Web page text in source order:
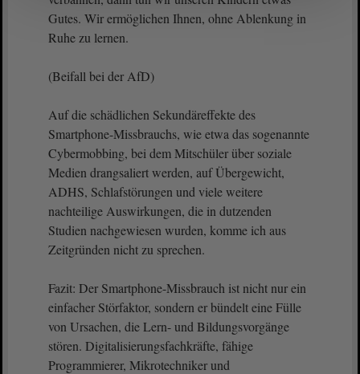
Gutes. Wir ermöglichen Ihnen, ohne Ablenkung in
Ruhe zu lernen.
(Beifall bei der AfD)
Auf die schädlichen Sekundäreffekte des
Smartphone-Missbrauchs, wie etwa das sogenannte
Cybermobbing, bei dem Mitschüler über soziale
Medien drangsaliert werden, auf Übergewicht,
ADHS, Schlafstörungen und viele weitere
nachteilige Auswirkungen, die in dutzenden
Studien nachgewiesen wurden, komme ich aus
Zeitgründen nicht zu sprechen.
Fazit: Der Smartphone-Missbrauch ist nicht nur ein
einfacher Störfaktor, sondern er bündelt eine Fülle
von Ursachen, die Lern- und Bildungsvorgänge
stören. Digitalisierungsfachkräfte, fähige
Programmierer, Mikrotechniker und